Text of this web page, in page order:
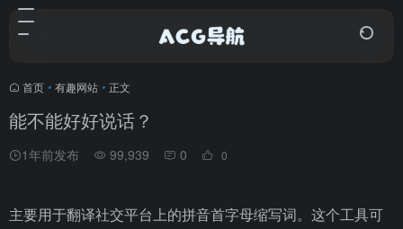
首页 • 有趣网站 • 正文
能不能好好说话？
1年前发布 99,939 0 0
主要用于翻译社交平台上的拼音首字母缩写词‌。这个工具可